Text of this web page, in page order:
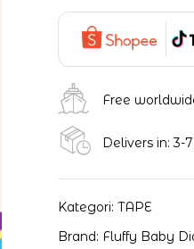
Free
Delivers in: 3-
Kategori:TAPE
Brand: Fluffy Baby